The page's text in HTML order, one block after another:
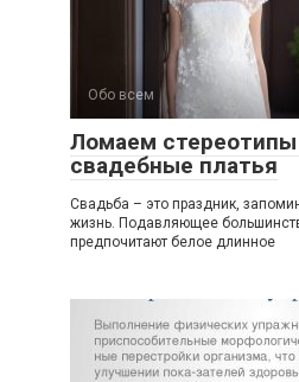
Обо всем
Ломаем стереотипы
свадебные платья
Свадьба – это праздник,
жизнь. Подавляющее
предпочитают белое длинное